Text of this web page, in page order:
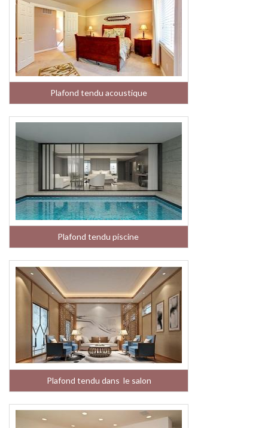
Plafond tendu acoustique
Plafond tendu piscine
Plafond tendu dans le salon